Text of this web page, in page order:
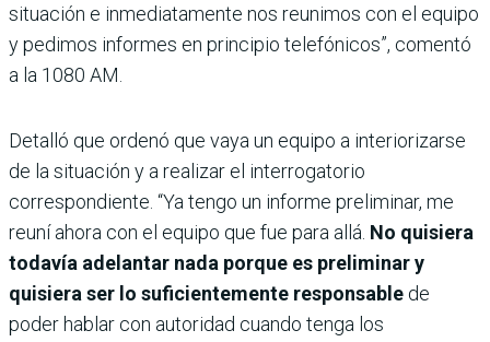
situación e inmediatamente nos reunimos con el equipo
y pedimos informes en principio telefónicos”, comentó
a la 1080 AM.
Detalló que ordenó que vaya un equipo a interiorizarse
de la situación y a realizar el interrogatorio
correspondiente. “Ya tengo un informe preliminar, me
reuní ahora con el equipo que fue para allá. No quisiera
todavía adelantar nada porque es preliminar y
quisiera ser lo suficientemente responsable de
poder hablar con autoridad cuando tenga los